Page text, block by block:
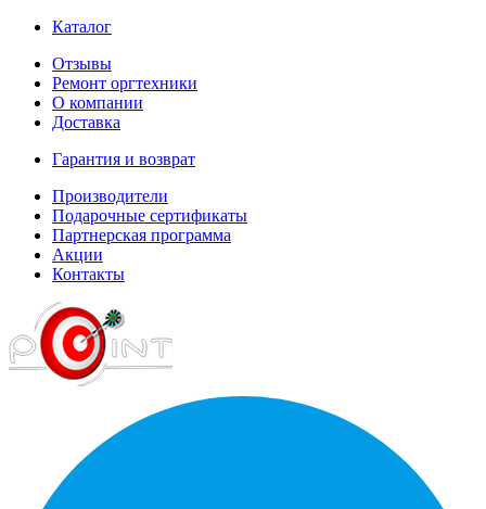
Каталог
Отзывы
Ремонт оргтехники
О компании
Доставка
Гарантия и возврат
Производители
Подарочные сертификаты
Партнерская программа
Акции
Контакты